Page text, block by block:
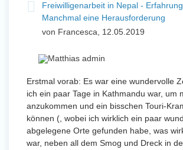
Freiwilligenarbeit in Nepal -
Manchmal eine Herausforderung
von Francesca, 12.05.2019
Erstmal vorab: Es war eine wundervolle
ich ein paar Tage in Kathmandu war, um
anzukommen und ein bisschen Touri-
können (, wobei ich wirklich ein paar
abgelegene Orte gefunden habe, was
war, neben all dem Smog und Dreck in